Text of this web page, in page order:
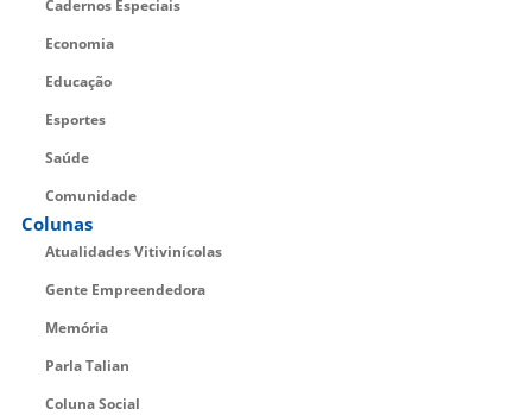
Cadernos Especiais
Economia
Educação
Esportes
Saúde
Comunidade
Colunas
Atualidades Vitivinícolas
Gente Empreendedora
Memória
Parla Talian
Coluna Social